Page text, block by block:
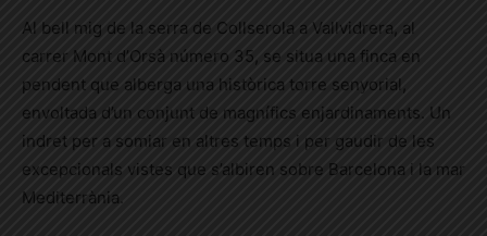
Al bell mig de la serra de Collserola a Vallvidrera, al
carrer Mont d’Orsà número 35, se situa una finca en
pendent que alberga una històrica torre senyorial,
envoltada d’un conjunt de magnífics enjardinaments. Un
indret per a somiar en altres temps i per gaudir de les
excepcionals vistes que s’albiren sobre Barcelona i la mar
Mediterrània.